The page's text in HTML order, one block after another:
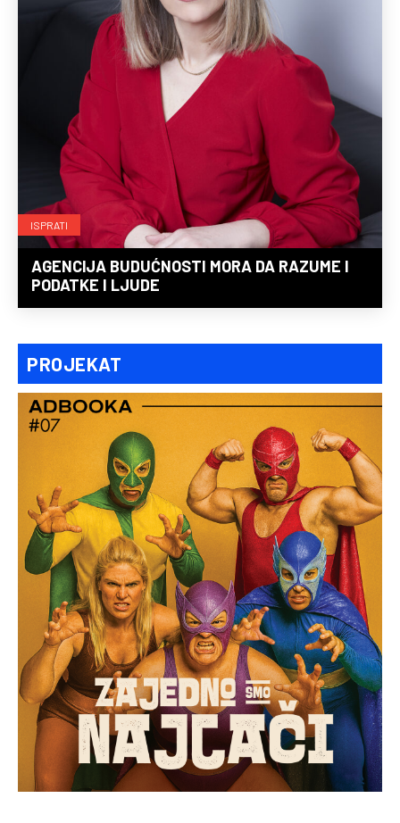
ISPRATI
AGENCIJA BUDUĆNOSTI MORA DA RAZUME I
PODATKE I LJUDE
PROJEKAT